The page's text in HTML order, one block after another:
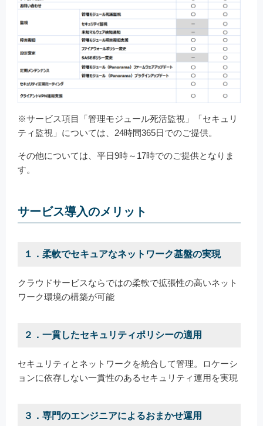
※サービス項目「管理モジュール死活監視」「セキュリ
ティ監視」については、24時間365日でのご提供。
その他については、平日9時～17時でのご提供となりま
す。
サービス導入のメリット
１．柔軟でセキュアなネットワーク基盤の実現
クラウドサービスならではの柔軟で拡張性の高いネット
ワーク環境の構築が可能
２．一貫したセキュリティポリシーの適用
セキュリティとネットワークを統合して管理。ロケーシ
ョンに依存しない一貫性のあるセキュリティ運用を実現
３．専門のエンジニアによるおまかせ運用